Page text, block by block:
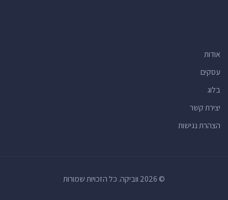
אודות
עסקים
בלוג
יצירת קשר
הצהרת נגישות
© 2026 ווביקה. כל הזכויות שמורות